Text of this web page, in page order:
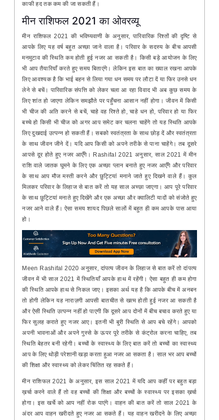
काफी हद तक कम की जा सकती हैं।
मीन राशिफल 2021 का ओवरव्यू
मीन राशिफल 2021 की भविष्यवाणी के अनुसार, पारिवारिक रिश्तों की दृष्टि से
आपके लिए यह वर्ष बहुत अच्छा जाने वाला है। परिवार के सदस्य के बीच आपसी
मनमुटाव की स्थिति कम होती हुई नजर आ सकती है। किसी बड़े आयोजन के लिए
भी आप तैयारियाँ करते हुए समय बिताएंगे। लेकिन इस बात का ख्याल रखना आपके
लिए आवश्यक है कि भाई बहन से लिया गया धन समय पर लौटा दें या फिर उनसे धन
लेने से बचें। पारिवारिक संपत्ति को लेकर चला आ रहा विवाद भी अब कुछ समय के
लिए शांत हो जाएगा लेकिन समझौते पर पहुँचना आसान नहीं होगा। जीवन में किसी
भी चीज की अति करने से बचें, चाहे वह रिश्ते हो, चाहे धन हो, परिवार हो या फिर
बच्चे हो किसी भी चीज को अगर आप समेट कर चलना चाहेंगे तो यह स्थिति आपके
लिए दुखदाई उत्पन्न हो सकती हैं। सबको स्वतंत्रता के साथ छोड़ दें और स्वतंत्रता
के साथ जीवन जीने दें। यदि आप किसी को अपने तरीके से पाना चाहेंगे। तब दूसरे
आपसे दूर होते हुए नजर आएँगे। Rashifal 2021 अनुसार, साल 2021 में मीन
राशि वाले जातक घूमने के लिए एक अच्छा प्लान बनाते हुए नजर आएँगे और परिवार
के साथ आप मौज मस्ती करने और छुट्टियां मनाने जाते हुए दिखने वाले हैं। कुल
मिलकर परिवार के लिहाज से बात करें तो यह साल अच्छा जाएगा। आप पूरे परिवार
के साथ छुट्टियां मनाते हुए दिखेंगे और एक अच्छा और क्वालिटी यादों को संजोते हुए
नजर आने वाले हैं। ऐसा समय शायद पिछले सालों में बहुत ही कम आपके पास आया
हो।
Meen Rashifal 2020 अनुसार, दांपत्य जीवन के लिहाज से बात करें तो दांपत्य
जीवन में भी साल 2021 में स्थितियाँ आपके हाथ में रहेंगी। ऐसा बहुत ही कम होगा
की स्थिति आपके हाथ से निकल जाए। इसका अर्थ यह है कि आपके बीच में अनबन
तो होगी लेकिन यह नाराज़गी आपसी बातचीत से खत्म होती हुई नजर आ सकती है
और ऐसी स्थिति उत्पन्न नहीं हो पाएगी कि दूसरे आप दोनों में बीच बचाव करते हुए या
फिर सुलह कराते हुए नजर आए। इतनी भी बुरी स्थिति से आप बचे रहेंगे। आपको
अपनी भावनाओं और अपने गुस्से के ऊपर पूरे तरीके से कंट्रोल करना चाहिए, तब
स्थिति बेहतर बनी रहेगी। बच्चों के स्वास्थ्य के लिए बात करें तो बच्चों का स्वास्थ्य
आप के लिए थोड़ी परेशानी खड़ा करता हुआ नजर आ सकता है। साल भर आप बच्चों
की शिक्षा और स्वास्थ्य को लेकर चिंतित रह सकते हैं।
मीन राशिफल 2021 के अनुसार, इस साल 2021 में यदि आप कहीं पर बहुत बड़ा
ख़र्चा करने वाले हैं तो वह बच्चों की शिक्षा और बच्चों के स्वास्थ्य पर इसका ख़र्चा
होगा। इस खर्चे को आप नहीं रोक पाएंगे। वाहन की बात करें तो साल 2021 के
अंदर आप वाहन खरीदते हुए नजर आ सकते हैं। यह वाहन खरीदने के लिए अच्छा